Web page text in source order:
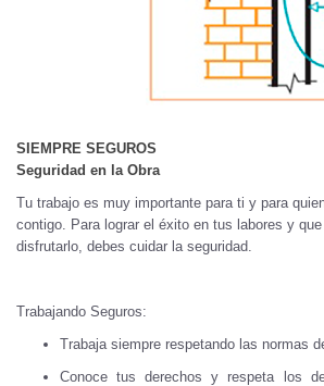
SIEMPRE SEGUROS
Seguridad en la Obra
Tu trabajo es muy importante para ti y para
contigo. Para lograr el éxito en tus labores y
disfrutarlo, debes cuidar la seguridad.
Trabajando Seguros:
Trabaja siempre respetando las normas
Conoce tus derechos y respeta los